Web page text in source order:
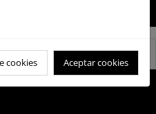
cookies Aceptar cookies